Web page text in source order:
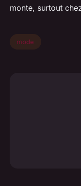
monte, surtout
mode